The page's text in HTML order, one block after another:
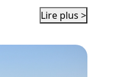
Lire plus >